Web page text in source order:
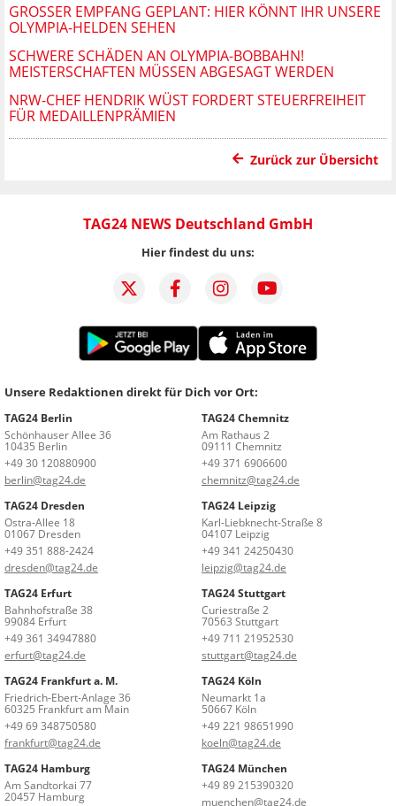
GROSSER EMPFANG GEPLANT: HIER KÖNNT IHR UNSERE O
LYMPIA-HELDEN SEHEN
SCHWERE SCHÄDEN AN OLYMPIA-BOBBAHN!
MEISTERSCHAFTEN MÜSSEN ABGESAGT WERDEN
NRW-CHEF HENDRIK WÜST FORDERT STEUERFREIHEIT
FÜR MEDAILLENPRÄMIEN
Zurück zur Übersicht
TAG24 NEWS Deutschland GmbH
Hier findest du uns:
Unsere Redaktionen direkt für Dich vor Ort:
TAG24 Berlin
Schönhauser Allee 36
10435 Berlin
+49 30 120880900
berlin@tag24.de
TAG24 Chemnitz
Am Rathaus 2
09111 Chemnitz
+49 371 6906600
chemnitz@tag24.de
TAG24 Dresden
Ostra-Allee 18
01067 Dresden
+49 351 888-2424
dresden@tag24.de
TAG24 Leipzig
Karl-Liebknecht-Straße 8
04107 Leipzig
+49 341 24250430
leipzig@tag24.de
TAG24 Erfurt
Bahnhofstraße 38
99084 Erfurt
+49 361 34947880
erfurt@tag24.de
TAG24 Stuttgart
Curiestraße 2
70563 Stuttgart
+49 711 21952530
stuttgart@tag24.de
TAG24 Frankfurt a. M.
Friedrich-Ebert-Anlage 36
60325 Frankfurt am Main
+49 69 348750580
frankfurt@tag24.de
TAG24 Köln
Neumarkt 1a
50667 Köln
+49 221 98651990
koeln@tag24.de
TAG24 Hamburg
Am Sandtorkai 77
20457 Hamburg
TAG24 München
+49 89 215390320
muenchen@tag24.de